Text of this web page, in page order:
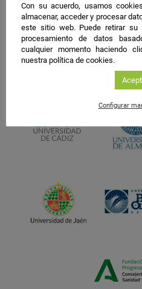
Con su acuerdo, usamos
almacenar, acceder y procesar
este sitio web. Puede retirar su
procesamiento de datos
cualquier momento haciendo
nuestra política de cookies.
Configurar